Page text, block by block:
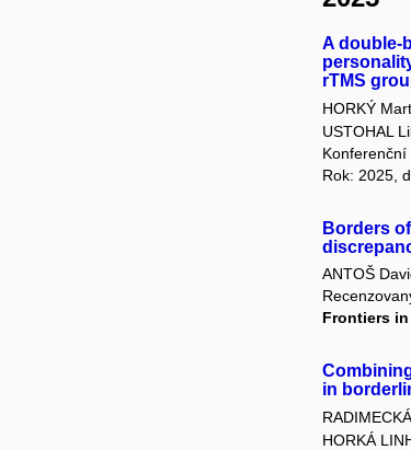
A double-
rTMS
HORKÝ
USTOHAL
Konferenční
Rok: 2025,
Borders
ANTOŠ
Frontiers
in
HORKÁ